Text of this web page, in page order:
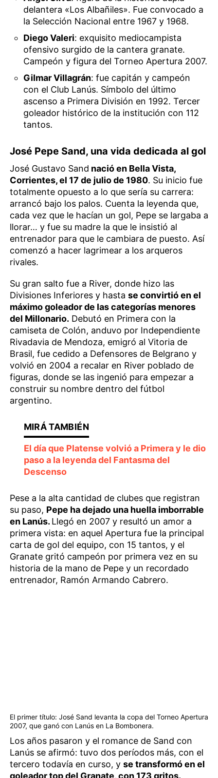
delantera «Los Albañiles». Fue convocado a
la Selección Nacional entre 1967 y 1968.
Diego Valeri: exquisito mediocampista
ofensivo surgido de la cantera granate.
Campeón y figura del Torneo Apertura 2007.
Gilmar Villagrán: fue capitán y campeón
con el Club Lanús. Símbolo del último
ascenso a Primera División en 1992. Tercer
goleador histórico de la institución con 112
tantos.
José Pepe Sand, una vida dedicada al gol
José Gustavo Sand nació en Bella Vista,
Corrientes, el 17 de julio de 1980. Su inicio fue
totalmente opuesto a lo que sería su carrera:
arrancó bajo los palos. Cuenta la leyenda que,
cada vez que le hacían un gol, Pepe se largaba a
llorar… y fue su madre la que le insistió al
entrenador para que le cambiara de puesto. Así
comenzó a hacer lagrimear a los arqueros
rivales.
Su gran salto fue a River, donde hizo las
Divisiones Inferiores y hasta se convirtió en el
máximo goleador de las categorías menores
del Millonario. Debutó en Primera con la
camiseta de Colón, anduvo por Independiente
Rivadavia de Mendoza, emigró al Vitoria de
Brasil, fue cedido a Defensores de Belgrano y
volvió en 2004 a recalar en River poblado de
figuras, donde se las ingenió para empezar a
construir su nombre dentro del fútbol
argentino.
El día que Platense volvió a Primera y le dio
paso a la leyenda del Fantasma del
Descenso
Pese a la alta cantidad de clubes que registran
su paso, Pepe ha dejado una huella imborrable
en Lanús. Llegó en 2007 y resultó un amor a
primera vista: en aquel Apertura fue la principal
carta de gol del equipo, con 15 tantos, y el
Granate gritó campeón por primera vez en su
historia de la mano de Pepe y un recordado
entrenador, Ramón Armando Cabrero.
El primer título: José Sand levanta la copa del Torneo Apertura
2007, que ganó con Lanús en La Bombonera.
Los años pasaron y el romance de Sand con
Lanús se afirmó: tuvo dos períodos más, con el
tercero todavía en curso, y se transformó en el
goleador top del Granate, con 173 gritos.